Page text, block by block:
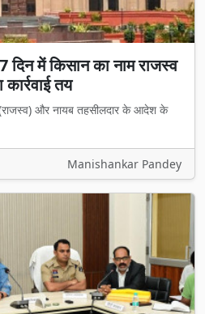
दिन में किसान का नाम राजस्व
कार्रवाई तय
(राजस्व) और नायब तहसीलदार के आदेश के
Manishankar Pandey